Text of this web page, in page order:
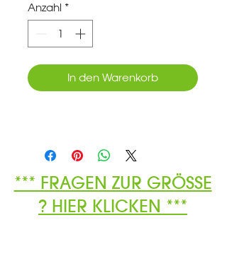
Anzahl *
In den Warenkorb
*** FRAGEN ZUR GRÖSSE
? HIER KLICKEN ***